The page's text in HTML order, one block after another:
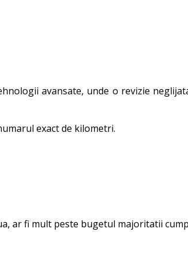
avansate, unde o revizie
exact de kilometri.
ar fi mult peste bugetul majoritatii